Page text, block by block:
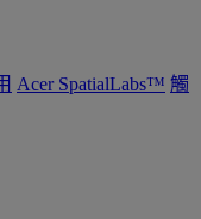
Acer SpatialLabs™ 觸